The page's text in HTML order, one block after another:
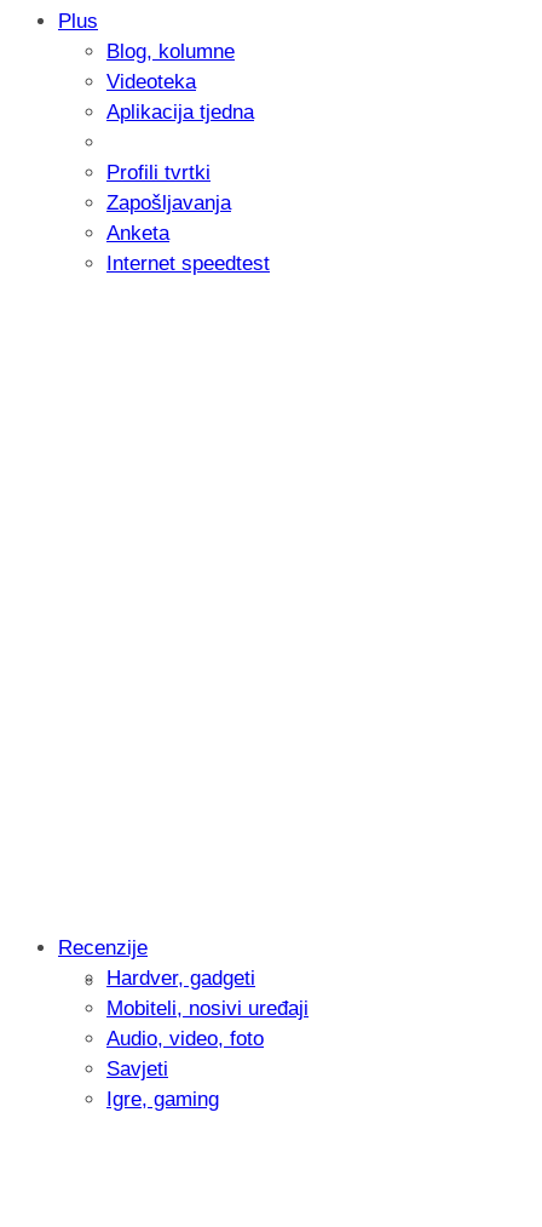
Samsung otkrio kako je nastajala
donijelo tanje i izdržljivije preklopne
Plus
Blog, kolumne
Videoteka
Aplikacija tjedna
Profili tvrtki
Zapošljavanja
Anketa
Internet speedtest
Intervju: Goran Jović, fotograf -
Recenzije
Hardver, gadgeti
Mobiteli, nosivi uređaji
Audio, video, foto
Savjeti
Igre, gaming